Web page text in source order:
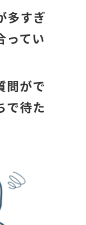
多すぎ
ってい
問がで
で待た